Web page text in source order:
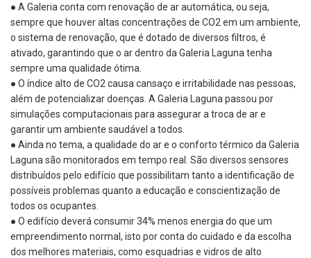
● A Galeria conta com renovação de ar automática, ou seja,
sempre que houver altas concentrações de CO2 em um ambiente,
o sistema de renovação, que é dotado de diversos filtros, é
ativado, garantindo que o ar dentro da Galeria Laguna tenha
sempre uma qualidade ótima
● O índice alto de CO2 causa cansaço e irritabilidade nas pessoas,
além de potencializardoenças. A Galeria Laguna passou por
simulações computacionais para assegurar a troca de are
garantir um ambiente saudável a todos.
● Ainda no tema, a qualidade do ar e o conforto térmico da Galeria
Laguna são monitorados em tempo real. São diversos sensores
distribuídos pelo edifício que possibilitam tanto a identificação de
possíveis problemas quanto a educação e conscientização de
todos os ocupantes.
● O edifício deverá consumir34% menos energia do que um
empreendimento normal, isto por conta do cuidado e da escolha
dos melhores materiais, como esquadrias e vidros de alto